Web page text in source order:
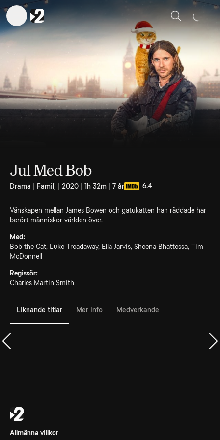
Sök
Jul Med Bob
Drama | Familj | 2020 | 1h 32m | 7 år 6.4
Vänskapen mellan James Bowen och gatukatten han räddade har
berört människor världen över.
Med:
Bob the Cat, Luke Treadaway, Ella Jarvis, Sheena Bhattessa, Tim
McDonnell
Regissör:
Charles Martin Smith
Liknande titlar Mer info Medverkande
Allmänna villkor